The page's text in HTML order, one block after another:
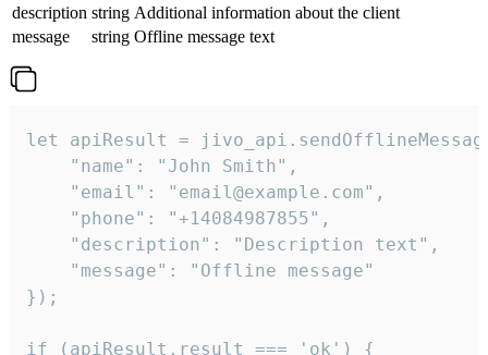
description string Additional information about the client
message
string Offline message text
let apiResult =
    "name": "John Smith",
    "email": "email@example.com",
    "phone": "+14084987855",
    "description": "Description text",
    "message": "Offline message"
});
if (apiResult.result === 'ok') {